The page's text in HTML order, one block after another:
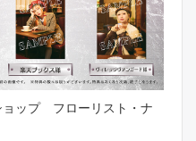
ップ フローリスト・ナ